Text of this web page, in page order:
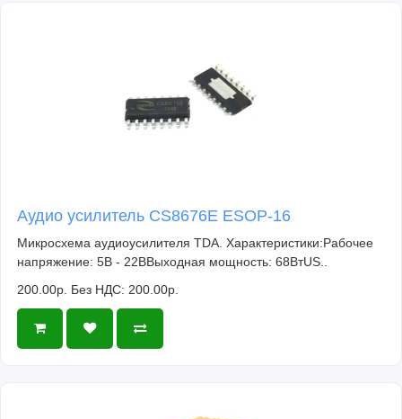
Аудио усилитель CS8676E ESOP-16
Микросхема аудиоусилителя TDA. Характеристики:Рабочее
напряжение: 5В - 22ВВыходная мощность: 68ВтUS..
200.00р. Без НДС: 200.00р.